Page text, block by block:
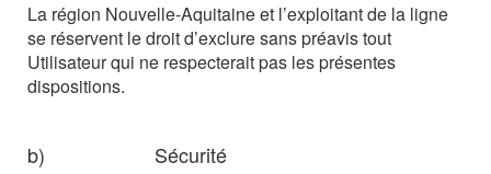
La région Nouvelle-Aquitaine et l’exploitant de la ligne
se réservent le droit d’exclure sans préavis tout
Utilisateur qui ne respecterait pas les présentes
dispositions.
b) Sécurité